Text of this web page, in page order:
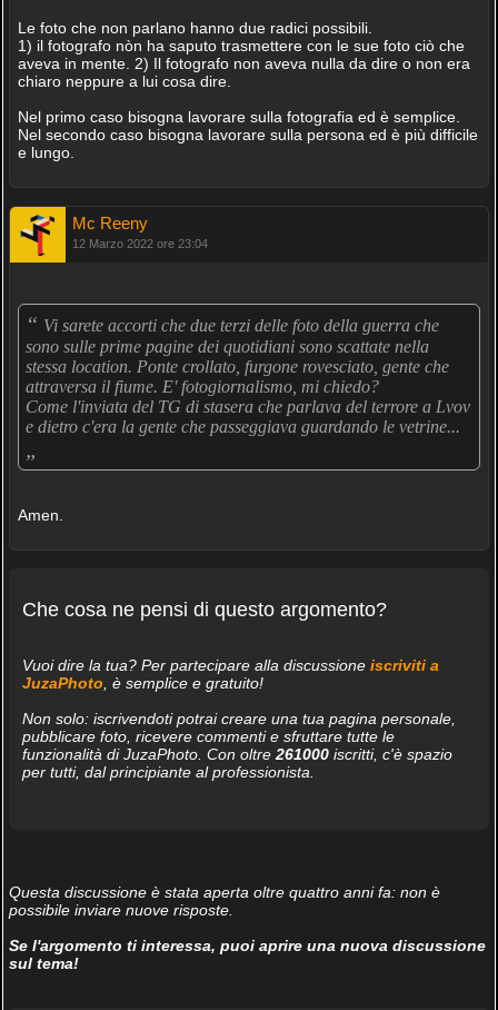
Le foto che non parlano hanno due radici possibili.
1) il fotografo nòn ha saputo trasmettere con le sue foto ciò che
aveva in mente. 2) Il fotografo non aveva nulla da dire o non era
chiaro neppure a lui cosa dire.
Nel primo caso bisogna lavorare sulla fotografia ed è semplice.
Nel secondo caso bisogna lavorare sulla persona ed è più difficile
e lungo.
Mc Reeny
12 Marzo 2022 ore 23:04
“ Vi sarete accorti che due terzi delle foto della guerra che
sono sulle prime pagine dei quotidiani sono scattate nella
stessa location. Ponte crollato, furgone rovesciato, gente che
attraversa il fiume. E' fotogiornalismo, mi chiedo?
Come l'inviata del TG di stasera che parlava del terrore a Lvov
e dietro c'era la gente che passeggiava guardando le vetrine...
„
Amen.
Che cosa ne pensi di questo argomento?
Vuoi dire la tua? Per partecipare alla discussione iscriviti a
JuzaPhoto , è semplice e gratuito!
Non solo: iscrivendoti potrai creare una tua pagina personale,
pubblicare foto, ricevere commenti e sfruttare tutte le
funzionalità di JuzaPhoto. Con oltre 261000iscritti, c'è spazio
per tutti, dal principiante al professionista.
Questa discussione è stata aperta oltre quattro anni fa: non è
possibile inviare nuove risposte.
Se l'argomento ti interessa, puoi aprire una nuova discussione
sul tema!